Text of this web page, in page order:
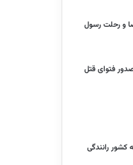
و رحلت رسول
فتوای قتل
کشور رانندگی